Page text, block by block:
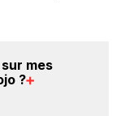
mes
?